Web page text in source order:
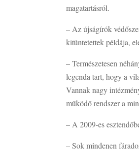
magatartásról.
– Az újságírók
kitüntetettek példája,
– Természetesen
legenda tart, hogy a
Vannak nagy
működő rendszer a
– A 2009-es
– Sok mindenen